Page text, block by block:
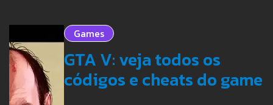
Games
GTA V: veja todos os
códigos e cheats do game